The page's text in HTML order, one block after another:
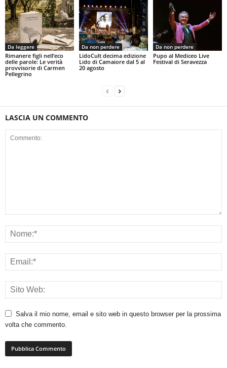
Da leggere
Rimanere figli nell’eco
delle parole: Le verità
provvisorie di Carmen
Pellegrino
Da non perdere
LidoCult decima edizione
Lido di Camaiore dal 5 al
20 agosto
Da non perdere
Pupo al Mediceo Live
Festival di Seravezza
LASCIA UN COMMENTO
Salva il mio nome, email e sito web in questo browser per la prossima
volta che commento.